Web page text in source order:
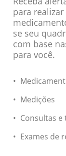
para
se seu
com base
para você.
Medições
Consultas
Exames de